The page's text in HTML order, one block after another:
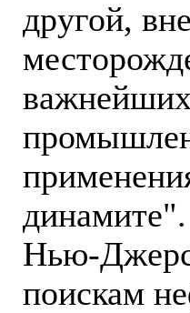
другой,
Нью-
поискам